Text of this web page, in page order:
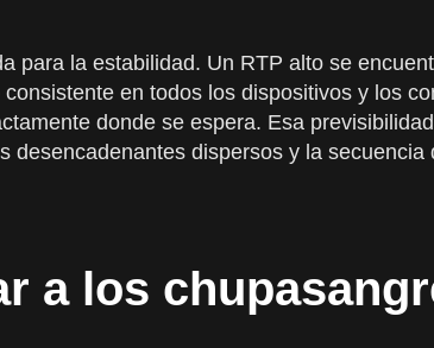
para la estabilidad. Un RTP alto se
en todos los dispositivos y los
donde se espera. Esa
dispersos y la
a los